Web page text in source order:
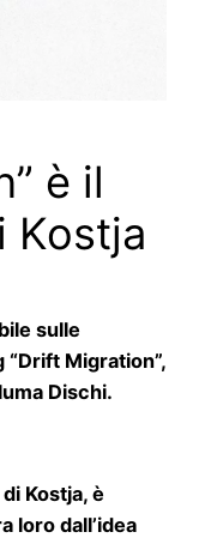
è il
Kostja
sulle
Migration”,
Dischi.
Kostja, è
loro dall’idea